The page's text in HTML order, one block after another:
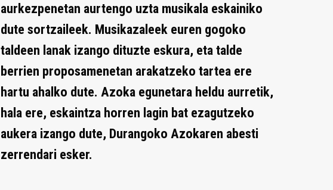
aurkezpenetan aurtengo uzta musikala eskainiko
dute sortzaileek. Musikazaleek euren gogoko
taldeen lanak izango dituzte eskura, eta talde
berrien proposamenetan arakatzeko tartea ere
hartu ahalko dute. Azoka egunetara heldu aurretik,
hala ere, eskaintza horren lagin bat ezagutzeko
aukera izango dute, Durangoko Azokaren abesti
zerrendari esker.